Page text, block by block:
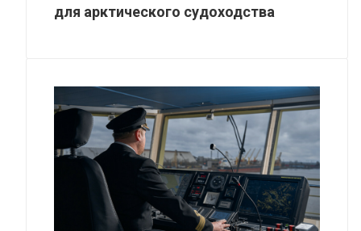
для арктического судоходства